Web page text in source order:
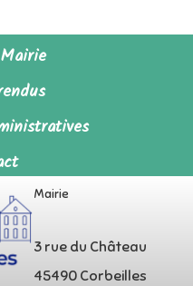
Mairie
3 rue du Château
45490 Corbeilles